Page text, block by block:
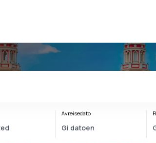
Avreisedato